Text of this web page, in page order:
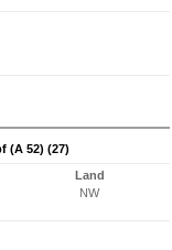
(A 52) (27)
Land
NW